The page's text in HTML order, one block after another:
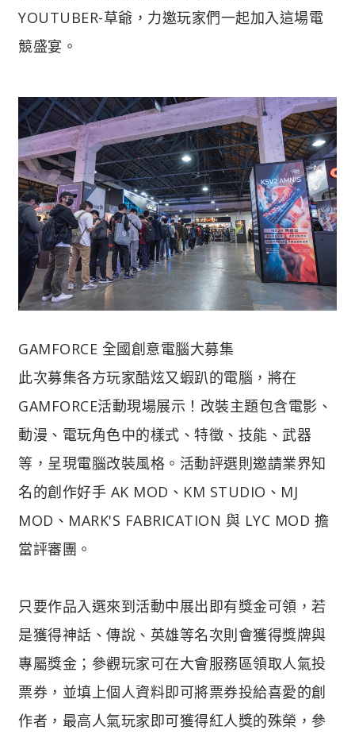
YOUTUBER-草爺，力邀玩家們一起加入這場電
競盛宴。
GAMFORCE 全國創意電腦大募集
此次募集各方玩家酷炫又蝦趴的電腦，將在
GAMFORCE活動現場展示！改裝主題包含電影、
動漫、電玩角色中的樣式、特徵、技能、武器
等，呈現電腦改裝風格。活動評選則邀請業界知
名的創作好手 AK MOD、KM STUDIO、MJ
MOD、MARK'S FABRICATION 與 LYC MOD 擔
當評審團。
只要作品入選來到活動中展出即有獎金可領，若
是獲得神話、傳說、英雄等名次則會獲得獎牌與
專屬獎金；參觀玩家可在大會服務區領取人氣投
票券，並填上個人資料即可將票券投給喜愛的創
作者，最高人氣玩家即可獲得紅人獎的殊榮，參